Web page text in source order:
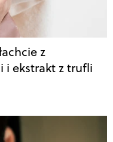
z
i ekstrakt z trufli